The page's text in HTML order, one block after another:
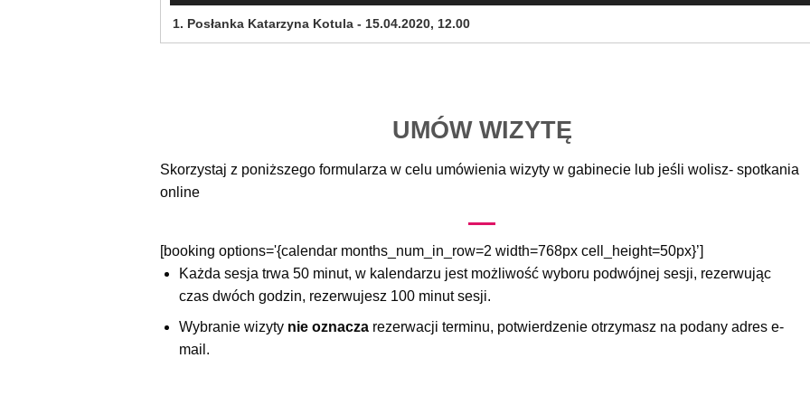
dźwiękowych
1. Posłanka Katarzyna Kotula - 15.04.2020, 12.00
UMÓW WIZYTĘ
Skorzystaj z poniższego formularza w celu umówienia wizyty w gabinecie lub jeśli wolisz- spotkania
online
[booking options='{calendar months_num_in_row=2 width=768px cell_height=50px}’]
Każda sesja trwa 50 minut, w kalendarzu jest możliwość wyboru podwójnej sesji, rezerwując
czas dwóch godzin, rezerwujesz 100 minut sesji.
Wybranie wizyty nie oznaczarezerwacji terminu, potwierdzenie otrzymasz na podany adres e-
mail.